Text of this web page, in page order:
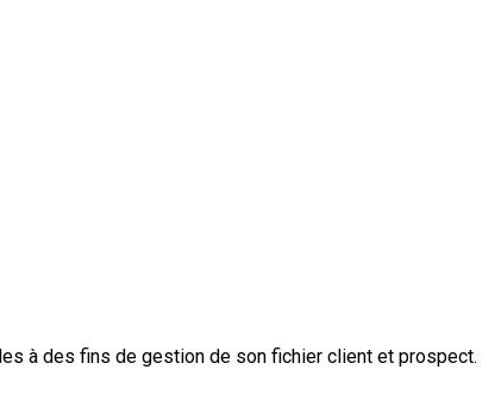
à des fins de gestion de son fichier client et prospect.